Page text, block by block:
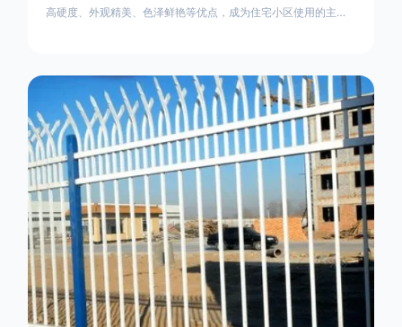
高硬度、外观精美、色泽鲜艳等优点，成为住宅小区使用的主流
的使用方法主要是应用在人员行走的边界处，这就需要锌钢草坪
护栏产品的表面设计较为圆滑，减少人员不小心碰触锌钢草坪护
栏产品的伤害值。在安装前，土木建筑为砖砌或混凝土浇筑奠定
了的基础